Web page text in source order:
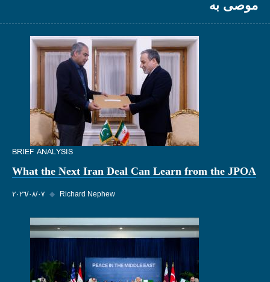
موصى به
BRIEF ANALYSIS
What the Next Iran Deal Can Learn from the JPOA
٠٧‏/٠٨‏/٢٠٢٦ ◆ Richard Nephew